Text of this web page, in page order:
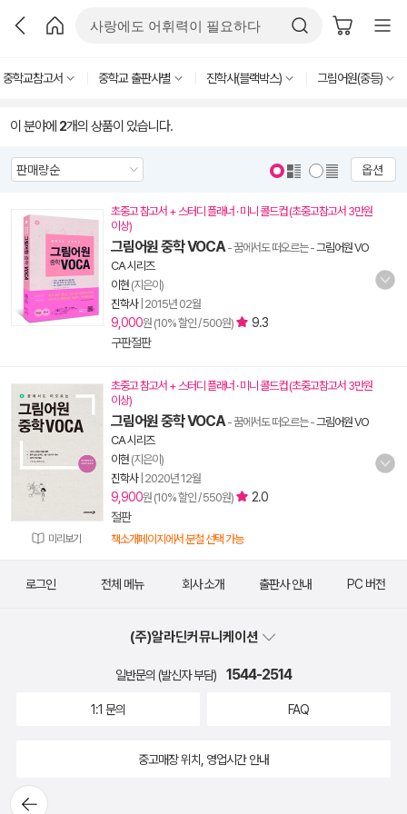
중학교참고서 중학교 출판사별 진학사(블랙박스) 그림어원(중등)
이 분야에 2개의 상품이 있습니다.
옵션
초중고 참고서 + 스터디 플래너 · 미니 콜드컵 (초중고참고서 3만원
이상)
그림어원 중학 VOCA- 꿈에서도 떠오르는-그림어원 VO
CA 시리즈
이현 (지은이)
진학사| 2015년 02월
9,000원 (10% 할인 / 500원)
9.3
구판절판
미리보기
초중고 참고서 + 스터디 플래너 · 미니 콜드컵 (초중고참고서 3만원
이상)
그림어원 중학 VOCA- 꿈에서도 떠오르는-그림어원 VO
CA 시리즈
이현 (지은이)
진학사| 2020년 12월
9,900원 (10% 할인 / 550원)
2.0
절판
책소개페이지에서 분철 선택 가능
뒤로가
로그인 전체 메뉴 회사 소개 출판사 안내 PC 버전
(주)알라딘커뮤니케이션
일반문의 (발신자 부담) 1544-2514
1:1 문의 FAQ
중고매장 위치, 영업시간 안내